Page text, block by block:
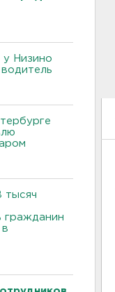
Низино
тысяч
гражданин
в